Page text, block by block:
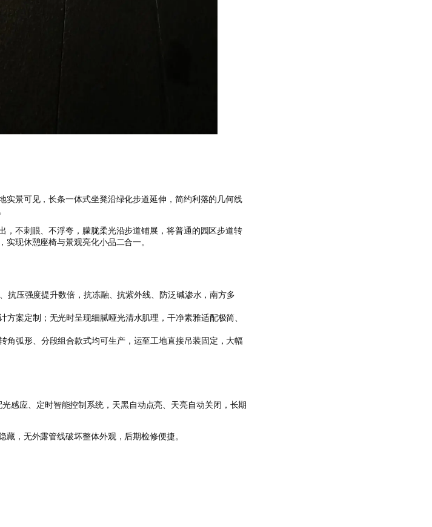
景可见，长条一体式坐凳沿绿化步道延伸，简约利落的几何线
不刺眼、不浮夸，朦胧柔光沿步道铺展，将普通的园区步道转
现休憩座椅与景观亮化小品二合一。
抗压强度提升数倍，抗冻融、抗紫外线、防泛碱渗水，南方多
案定制；无光时呈现细腻哑光清水肌理，干净素雅适配极简、
弧形、分段组合款式均可生产，运至工地直接吊装固定，大幅
感应、定时智能控制系统，天黑自动点亮、天亮自动关闭，长期
，无外露管线破坏整体外观，后期检修便捷。